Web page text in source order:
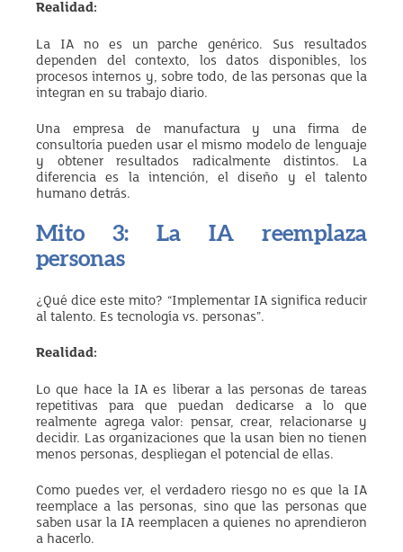
Realidad:
La IA no es un parche genérico. Sus resultados
dependen del contexto, los datos disponibles, los
procesos internos y, sobre todo, de las personas que la
integran en su trabajo diario.
Una empresa de manufactura y una firma de
consultoría pueden usar el mismo modelo de lenguaje
y obtener resultados radicalmente distintos. La
diferencia es la intención, el diseño y el talento
humano detrás.
Mito 3: La IA reemplaza
personas
¿Qué dice este mito? “Implementar IA significa reducir
al talento. Es tecnología vs. personas”.
Realidad:
Lo que hace la IA es liberar a las personas de tareas
repetitivas para que puedan dedicarse a lo que
realmente agrega valor: pensar, crear, relacionarse y
decidir. Las organizaciones que la usan bien no tienen
menos personas, despliegan el potencial de ellas.
Como puedes ver, el verdadero riesgo no es que la IA
reemplace a las personas, sino que las personas que
saben usar la IA reemplacen a quienes no aprendieron
a hacerlo.